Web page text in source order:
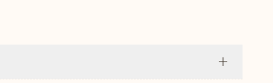
Plus